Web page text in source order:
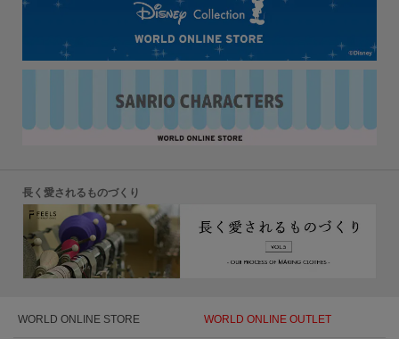
長く愛されるものづくり
WORLD ONLINE STORE WORLD ONLINE OUTLET